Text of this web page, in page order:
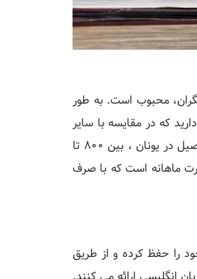
محبوب است. به طور
به حدود 450 تا 700 یورو در ماه نیاز دارید که در مقایسه با سایر
مقاصد اروپایی (اسپانیا، آلمان یا ایتالیا) که میانگین هزینه‌های زندگی ماهیانه آن برای تحصیل در یونان ، بین 800 تا
شهر اجاره آپارتمان حدود 240 تا 450 یورو به صورت ماهانه است که با صرف
را حفظ کرده و از طریق